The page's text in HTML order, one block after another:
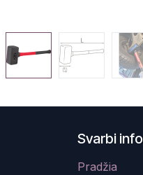
Svarbi
Pradžia